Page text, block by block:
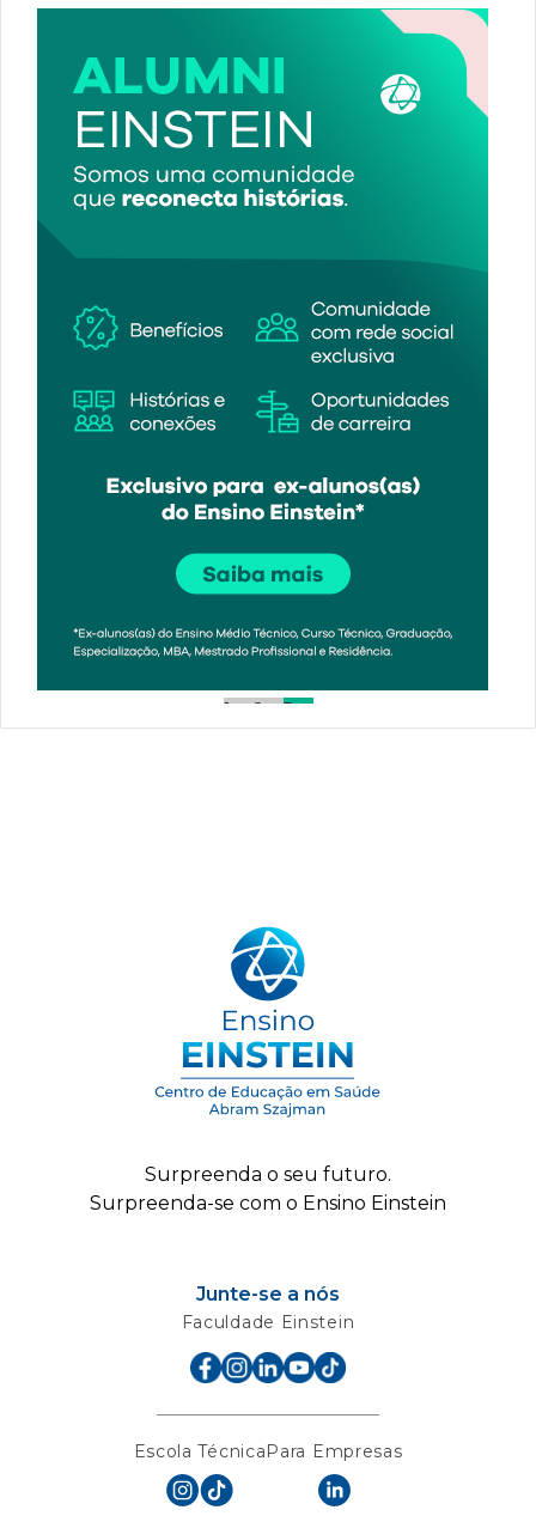
1 2 3
Surpreenda o seu futuro.
Surpreenda-se com o Ensino Einstein
Junte-se a nós
Faculdade Einstein
Escola TécnicaPara Empresas